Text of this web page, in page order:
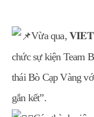
Vừa qua,
chức sự kiện Team
thái Bò Cạp Vàng
gắn kết”.